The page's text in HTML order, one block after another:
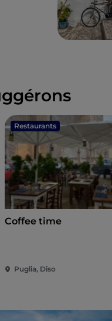
Restaurants
Coffee time
Puglia, Diso